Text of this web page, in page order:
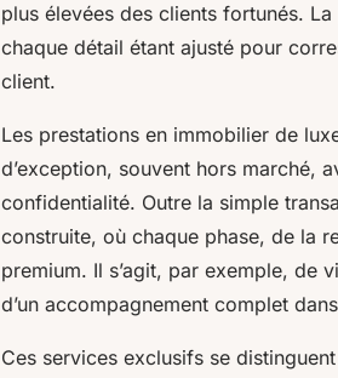
plus élevées des clients fortunés. La
chaque détail étant ajusté pour
client.
Les prestations en immobilier de
d’exception, souvent hors marché,
confidentialité. Outre la simple
construite, où chaque phase, de la
premium. Il s’agit, par exemple, de
d’un accompagnement complet
Ces services exclusifs se